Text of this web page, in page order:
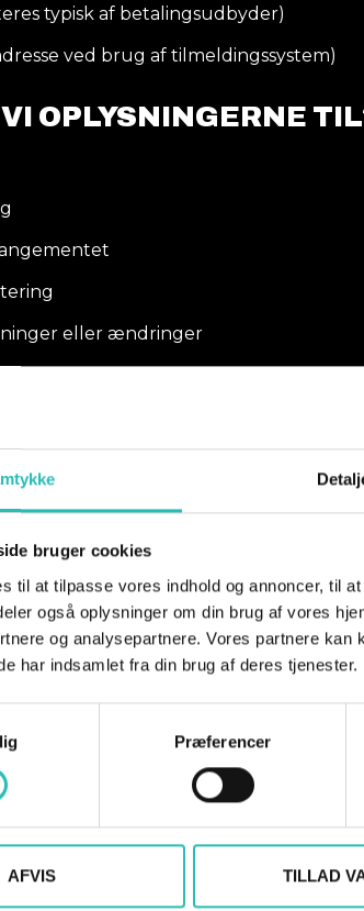
bruger cookies
til at tilpasse vores indhold og annoncer, til
også oplysninger om din brug af vores
og analysepartnere. Vores partnere
har indsamlet fra din brug af deres tjenester.
Præferencer
AFVIS TILLAD
typisk af betalingsudbyder)
ved brug af tilmeldingssystem)
OPLYSNINGERNE
eller ændringer
arrangementet
optaget under arrangementet som
og Køge Festuge
en legitim interesse i at dokumentere
af billeder/video, kan du kontakte
MED?